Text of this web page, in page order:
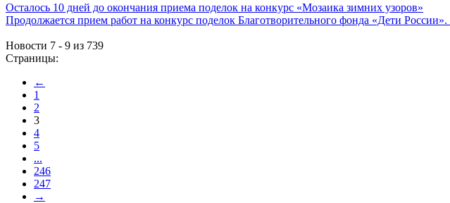
Осталось 10 дней до окончания приема поделок на конкурс «Мозаика зимних узоров»
Продолжается прием работ на конкурс поделок Благотворительного фонда «Дети
Новости 7 - 9 из 739
Страницы:
←
1
2
3
4
5
...
246
247
→